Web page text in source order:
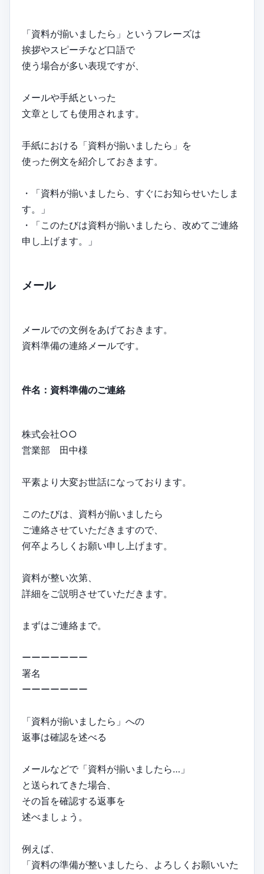
「資料が揃いましたら」というフレーズは
挨拶やスピーチなど口語で
使う場合が多い表現ですが、
メールや手紙といった
文章としても使用されます。
手紙における「資料が揃いましたら」を
使った例文を紹介しておきます。
・「資料が揃いましたら、すぐにお知らせいたしま
す。」
・「このたびは資料が揃いましたら、改めてご連絡
申し上げます。」
メール
メールでの文例をあげておきます。
資料準備の連絡メールです。
件名：資料準備のご連絡
株式会社○○
営業部 田中様
平素より大変お世話になっております。
このたびは、資料が揃いましたら
ご連絡させていただきますので、
何卒よろしくお願い申し上げます。
資料が整い次第、
詳細をご説明させていただきます。
まずはご連絡まで。
ーーーーーーー
署名
ーーーーーーー
「資料が揃いましたら」への
返事は確認を述べる
メールなどで「資料が揃いましたら…」
と送られてきた場合、
その旨を確認する返事を
述べましょう。
例えば、
「資料の準備が整いましたら、よろしくお願いいた